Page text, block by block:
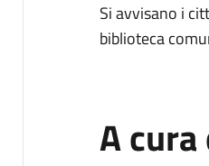
Si avvisano i
biblioteca
A cura